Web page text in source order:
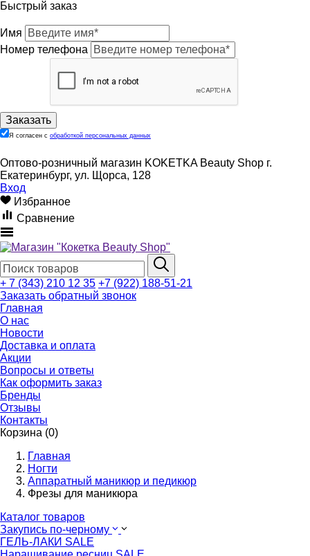
Быстрый заказ
Имя
Номер телефона
Я согласен с обработкой персональных данных
Оптово-розничный магазин KOKETKA Beauty Shop г.
Екатеринбург, ул. Щорса, 128
Вход
Избранное
Сравнение
+ 7 (343) 210 12 35 +7 (922) 188-51-21
Заказать обратный звонок
Главная
О нас
Новости
Доставка и оплата
Акции
Вопросы и ответы
Как оформить заказ
Бренды
Отзывы
Контакты
Корзина (0)
Главная
Ногти
Аппаратный маникюр и педикюр
Фрезы для маникюра
Каталог товаров
Закупись по-черному
ГЕЛЬ-ЛАКИ SALE